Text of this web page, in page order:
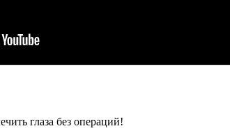
глаза без операций!